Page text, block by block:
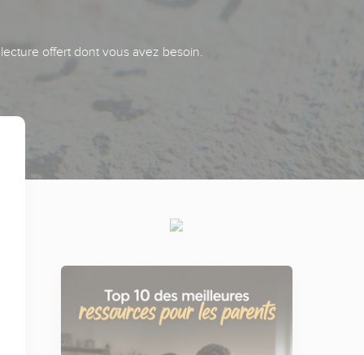
offert dont vous avez besoin.